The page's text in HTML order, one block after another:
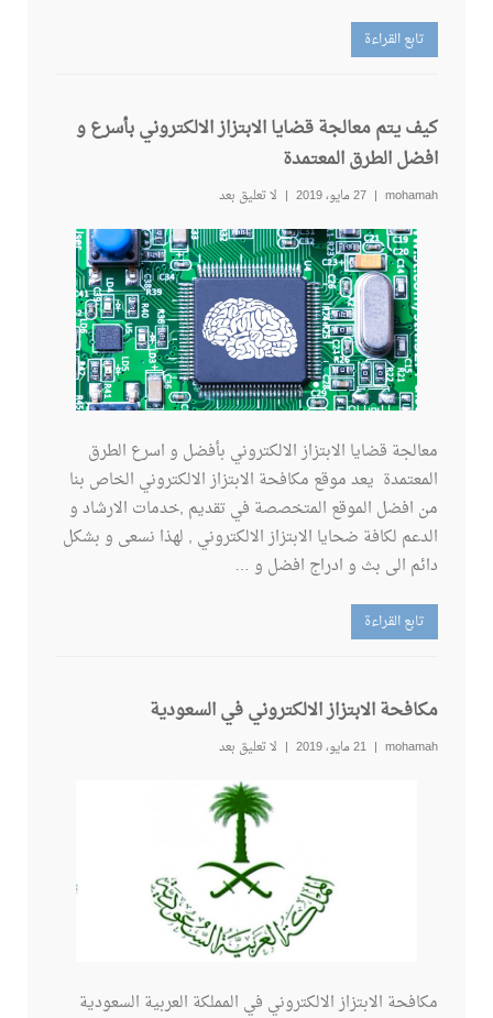
تابع القراءة
كيف يتم معالجة قضايا الابتزاز الالكتروني بأسرع و
افضل الطرق المعتمدة
mohamah 27 مايو، 2019 لا تعليق بعد
معالجة قضايا الابتزاز الالكتروني بأفضل و اسرع الطرق
المعتمدة يعد موقع مكافحة الابتزاز الالكتروني الخاص بنا
من افضل الموقع المتخصصة في تقديم ,خدمات الارشاد و
الدعم لكافة ضحايا الابتزاز الالكتروني , لهذا نسعى و بشكل
دائم الى بث و ادراج افضل و …
تابع القراءة
مكافحة الابتزاز الالكتروني في السعودية
mohamah 21 مايو، 2019 لا تعليق بعد
مكافحة الابتزاز الالكتروني في المملكة العربية السعودية